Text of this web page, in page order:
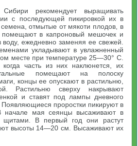
рекомендует выращивать
с последующей пикировкой их в
отмытые от мякоти плодов, в
помещают в капроновый мешочек и
ежедневно заменяя ее свежей.
укладывают в увлажненный
месте при температуре 25—30° С.
часть из них наклюнется, их
помещают на полоску
концы ее опускают в растильню,
Растильню сверху накрывают
и ставят под лампы дневного
Появляющиеся проростки пикируют в
начале мая сеянцы высаживают в
щитами. В первый год они растут
высоты 14—20 см. Высаживают их